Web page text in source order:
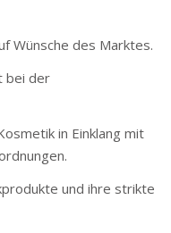
Wünsche des Marktes.
bei der
in Einklang mit
und ihre strikte